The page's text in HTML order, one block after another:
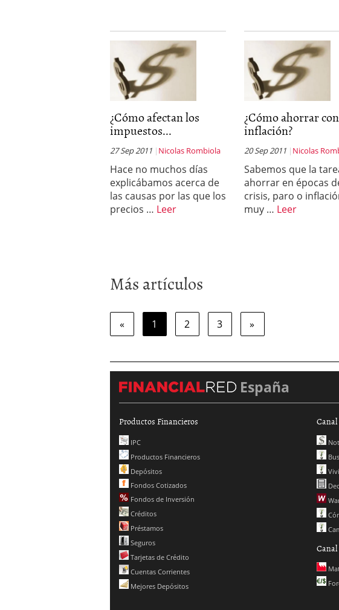
¿Cómo afectan los
impuestos...
27 Sep 2011 Nicolas Rombiola
Hace no muchos días
explicábamos acerca de
las causas por las que los
precios … Leer
¿Cómo ahorrar con
inflación?
20 Sep 2011 Nicolas
Sabemos que la
ahorrar en épocas
crisis, paro o
muy … Leer
Más artículos
« 1 2 3 »
España
Productos Financieros
IPC
Productos Financieros
Depósitos
Fondos Cotizados
Fondos de Inversión
Créditos
Préstamos
Seguros
Tarjetas de Crédito
Cuentas Corrientes
Mejores Depósitos